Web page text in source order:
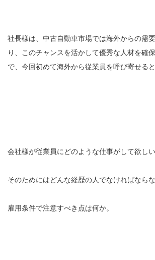
社長様は、中古自動車市場では海外からの需
り、このチャンスを活かして優秀な人材を確
で、今回初めて海外から従業員を呼び寄せると
会社様が従業員にどのような仕事がして欲しい
そのためにはどんな経歴の人でなければならな
雇用条件で注意すべき点は何か。